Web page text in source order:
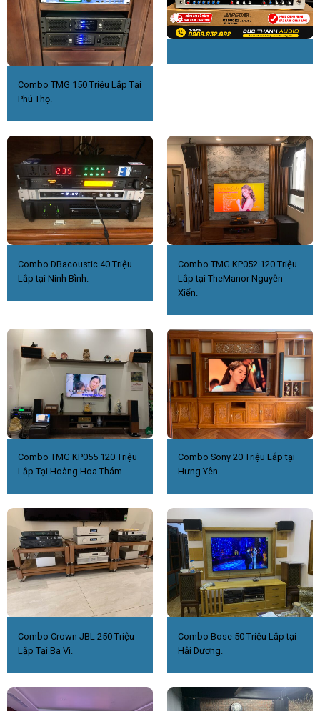
Combo TMG 150 Triệu Lắp Tại
Phú Thọ.
Combo DBacoustic 40 Triệu
Lắp tại Ninh Bình.
Combo TMG KP052 120 Triệu
Lắp tại TheManor Nguyễn
Xiển.
Combo TMG KP055 120 Triệu
Lắp Tại Hoàng Hoa Thám.
Combo Sony 20 Triệu Lắp tại
Hưng Yên.
Combo Crown JBL 250 Triệu
Lắp Tại Ba Vì.
Combo Bose 50 Triệu Lắp tại
Hải Dương.